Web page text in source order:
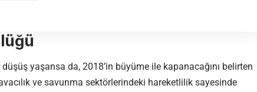
düşüş yaşansa da, 2018’in büyüme ile kapanacağını belirten
ve savunma sektörlerindeki hareketlilik sayesinde